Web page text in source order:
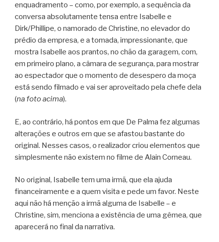
enquadramento – como, por exemplo, a sequência da
conversa absolutamente tensa entre Isabelle e
Dirk/Phillipe, o namorado de Christine, no elevador do
prédio da empresa, e a tomada, impressionante, que
mostra Isabelle aos prantos, no chão da garagem, com,
em primeiro plano, a câmara de segurança, para mostrar
ao espectador que o momento de desespero da moça
está sendo filmado e vai ser aproveitado pela chefe dela
(na foto acima).
E, ao contrário, há pontos em que De Palma fez algumas
alterações e outros em que se afastou bastante do
original. Nesses casos, o realizador criou elementos que
simplesmente não existem no filme de Alain Corneau.
No original, Isabelle tem uma irmã, que ela ajuda
financeiramente e a quem visita e pede um favor. Neste
aqui não há menção a irmã alguma de Isabelle – e
Christine, sim, menciona a existência de uma gêmea, que
aparecerá no final da narrativa.